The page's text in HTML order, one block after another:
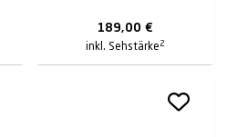
189,00 €
inkl. Sehstärke 2